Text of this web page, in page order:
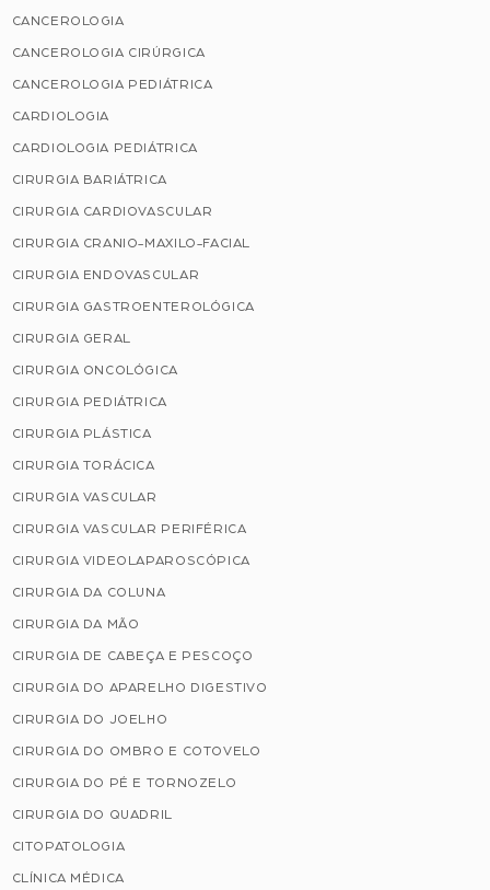
CANCEROLOGIA
CANCEROLOGIA CIRÚRGICA
CANCEROLOGIA PEDIÁTRICA
CARDIOLOGIA
CARDIOLOGIA PEDIÁTRICA
CIRURGIA BARIÁTRICA
CIRURGIA CARDIOVASCULAR
CIRURGIA CRANIO-MAXILO-FACIAL
CIRURGIA ENDOVASCULAR
CIRURGIA GASTROENTEROLÓGICA
CIRURGIA GERAL
CIRURGIA ONCOLÓGICA
CIRURGIA PEDIÁTRICA
CIRURGIA PLÁSTICA
CIRURGIA TORÁCICA
CIRURGIA VASCULAR
CIRURGIA VASCULAR PERIFÉRICA
CIRURGIA VIDEOLAPAROSCÓPICA
CIRURGIA DA COLUNA
CIRURGIA DA MÃO
CIRURGIA DE CABEÇA E PESCOÇO
CIRURGIA DO APARELHO DIGESTIVO
CIRURGIA DO JOELHO
CIRURGIA DO OMBRO E COTOVELO
CIRURGIA DO PÉ E TORNOZELO
CIRURGIA DO QUADRIL
CITOPATOLOGIA
CLÍNICA MÉDICA